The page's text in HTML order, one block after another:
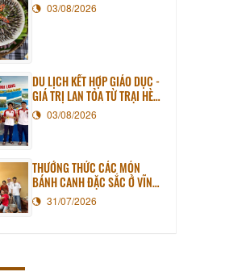
03/08/2026
DU LỊCH KẾT HỢP GIÁO DỤC -
GIÁ TRỊ LAN TỎA TỪ TRẠI HÈ
PHƯƠNG NAM NĂM 2026
03/08/2026
THƯỞNG THỨC CÁC MÓN
BÁNH CANH ĐẶC SẮC Ở VĨNH
LONG31/07/2026